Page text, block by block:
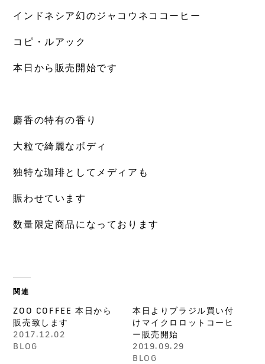
インドネシア幻のジャコウネココーヒー
コピ・ルアック
本日から販売開始です
麝香の特有の香り
大粒で綺麗なボディ
独特な珈琲としてメディアも
賑わせています
数量限定商品になっております
関連
ZOO COFFEE 本日から
販売致します
2017.12.02
BLOG
本日よりブラジル買い付
けマイクロロットコーヒ
ー販売開始
2019.09.29
BLOG